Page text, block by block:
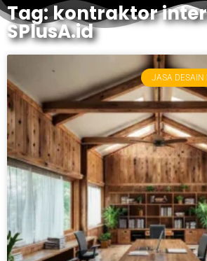
Tag: kontraktor
SPlusA.id
JASA DESAIN